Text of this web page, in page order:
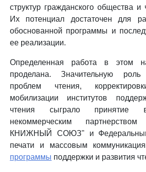
структур гражданского общества и
Их потенциал достаточен для
обоснованной программы и
ее реализации.
Определенная работа в этом
проделана. Значительную
проблем чтения,
мобилизации институтов
чтения сыграло
некоммерческим
КНИЖНЫЙ СОЮЗ" и Федеральным
печати и массовым
программы поддержки и развития